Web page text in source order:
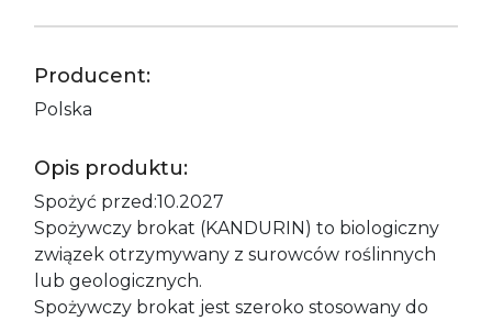
Producent:
Polska
Opis produktu:
Spożyć przed:10.2027
Spożywczy brokat (KANDURIN) to biologiczny
związek otrzymywany z surowców roślinnych
lub geologicznych.
Spożywczy brokat jest szeroko stosowany do